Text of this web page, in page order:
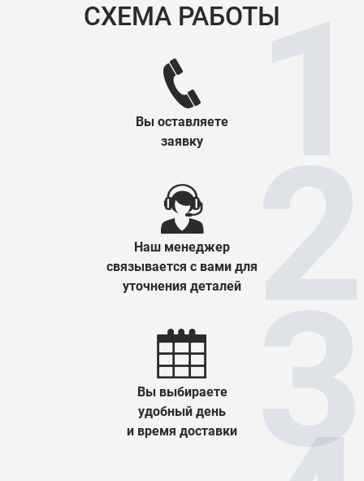
СХЕМА РАБОТЫ
Вы оставляете
заявку
Наш менеджер
связывается с вами для
уточнения деталей
Вы выбираете
удобный день
и время доставки